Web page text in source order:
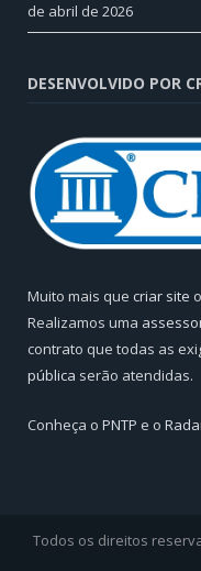
de abril de 2026
DESENVOLVIDO POR
Muito mais que criar site
Realizamos uma
contrato que todas as
pública serão atendidas.
Conheça o PNTP e o
Todos os direitos